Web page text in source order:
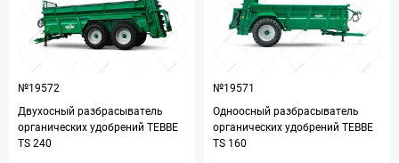
№19572
Двухосный разбрасыватель
органических удобрений TEBBE
TS 240
№19571
Одноосный разбрасыватель
органических удобрений TEBBE
TS 160